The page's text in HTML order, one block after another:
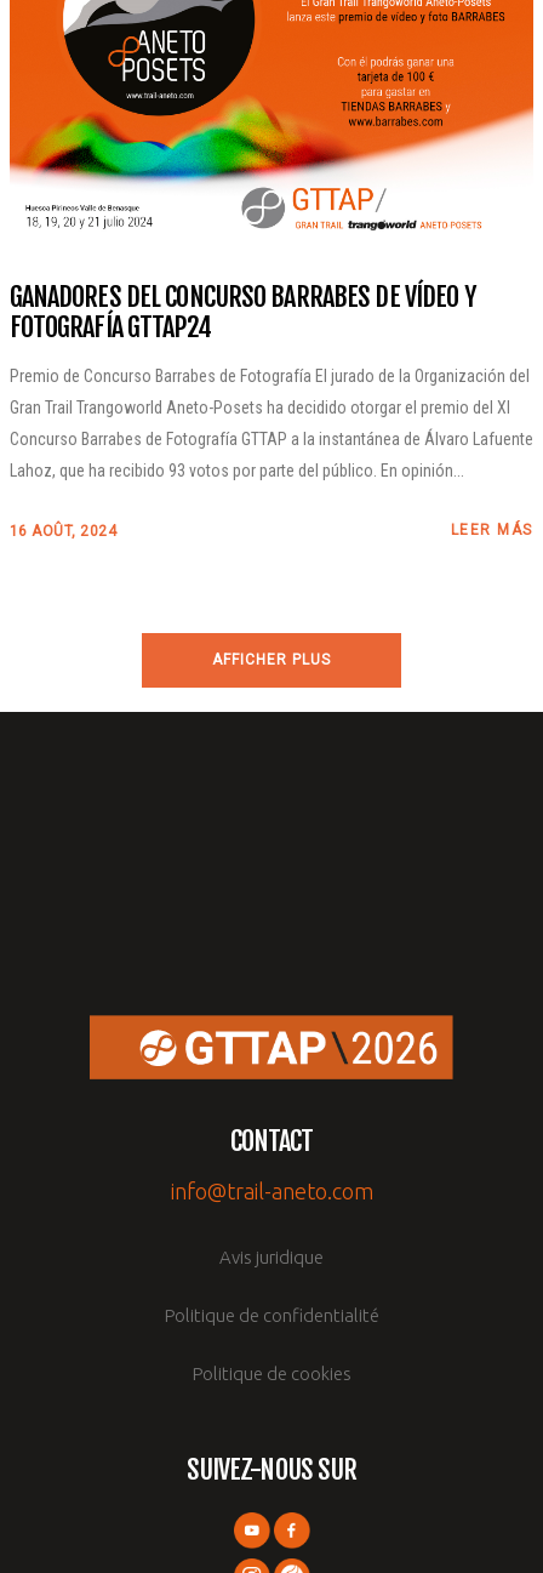
GANADORES DEL CONCURSO BARRABES DE VÍDEO Y
FOTOGRAFÍA GTTAP24
Premio de Concurso Barrabes de Fotografía El jurado de la Organización del
Gran Trail Trangoworld Aneto-Posets ha decidido otorgar el premio del XI
Concurso Barrabes de Fotografía GTTAP a la instantánea de Álvaro Lafuente
Lahoz, que ha recibido 93 votos por parte del público. En opinión...
16 AOÛT, 2024 LEER MÁS
AFFICHER PLUS
CONTACT
info@trail-aneto.com
Avis juridique
Politique de confidentialité
Politique de cookies
SUIVEZ-NOUS SUR